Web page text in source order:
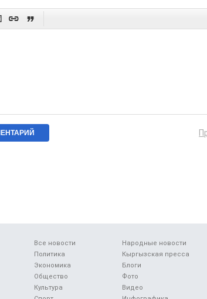
 
Все новости
Политика
Экономика
Общество
Культура
Народные новости
Кыргызская пресса
Блоги
Фото
Видео